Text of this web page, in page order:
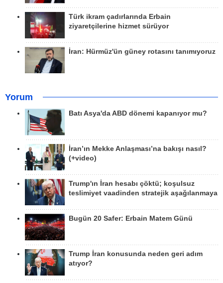
Türk ikram çadırlarında Erbain
ziyaretçilerine hizmet sürüyor
İran: Hürmüz'ün güney rotasını tanımıyoruz
Yorum
Batı Asya'da ABD dönemi kapanıyor mu?
İran’ın Mekke Anlaşması’na bakışı nasıl?
(+video)
Trump'ın İran hesabı çöktü; koşulsuz
teslimiyet vaadinden stratejik aşağılanmaya
Bugün 20 Safer: Erbain Matem Günü
Trump İran konusunda neden geri adım
atıyor?